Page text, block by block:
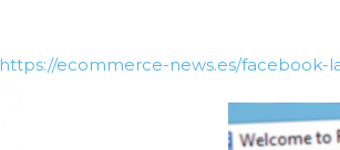
https://ecommerce-news.es/facebook-